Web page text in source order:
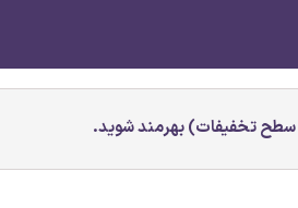
سطح تخفیفات) بهرمند شوید.